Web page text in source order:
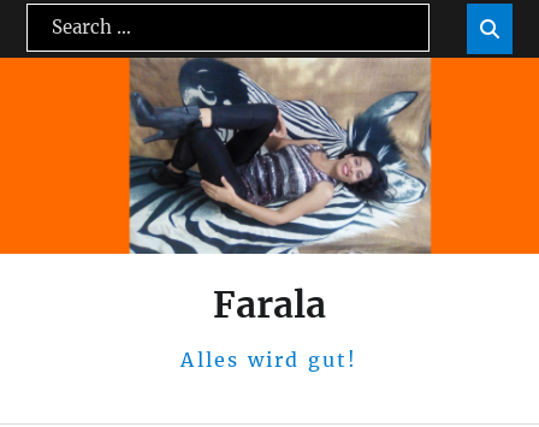
Search
for:

Farala
Alles wird gut!